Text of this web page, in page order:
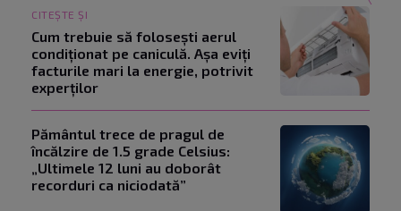
CITEȘTE ȘI
Cum trebuie să folosești aerul
condiționat pe caniculă. Așa eviți
facturile mari la energie, potrivit
experților
Pământul trece de pragul de
încălzire de 1.5 grade Celsius:
„Ultimele 12 luni au doborât
recorduri ca niciodată”